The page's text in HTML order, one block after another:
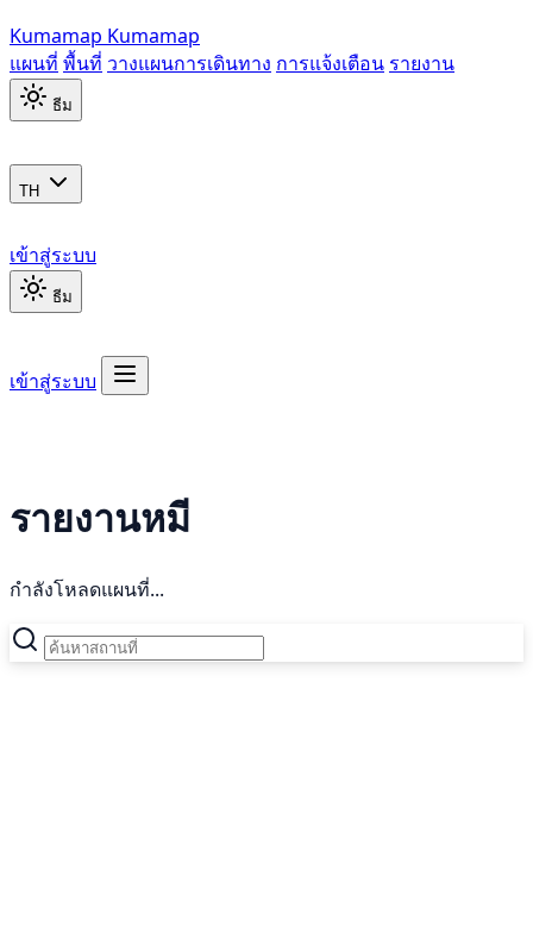
Kumamap Kumamap
แผนที่ พื้นที่ วางแผนการเดินทาง การแจ้งเตือน รายงาน
ธีม
TH
เข้าสู่ระบบ
ธีม
เข้าสู่ระบบ
รายงานหมี
กำลังโหลดแผนที่...